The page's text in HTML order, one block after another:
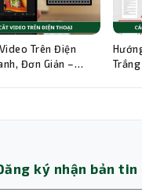
Trên Điện
Đơn Giản –
ký nhận bản tin
Trợ lý